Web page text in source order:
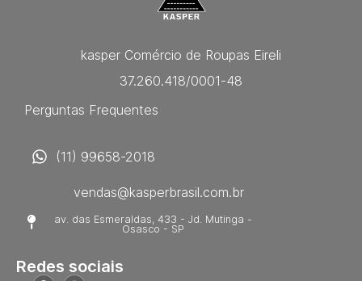
kasper Comércio de Roupas Eireli
37.260.418/0001-48
Perguntas Frequentes
(11) 99658-2018
vendas@kasperbrasil.com.br
av. das Esmeraldas, 433 - Jd. Mutinga -
Osasco - SP
Redes sociais